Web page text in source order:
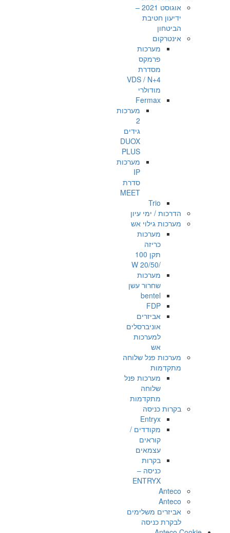
אוגוסט 2021 –
ידיעון חטיבת
הביטחון
אינטרקום
מערכות
פרמקס
מסדרת
VDS / N+4
מודולרי
Fermax
מערכות
2
גידים
DUOX
PLUS
מערכות
IP
סדרת
MEET
Trio
הדרכות / ימי עיון
מערכות גילוי אש
מערכות
כריזה
תקן 100
/20/50 W
מערכות
שחרור עשן
bentel
FDP
אביזרים
אוניברסלים
למערכות
אש
מערכות פנל שלוחה
מתקדמות
מערכות פנל
שלוחה
מתקדמות
בקרות כניסה
Entryx
מקודדים /
קוראים
עצמאים
בקרות
כניסה –
ENTRYX
Anteco
Anteco
אביזרים משלימים
לבקרת כניסה